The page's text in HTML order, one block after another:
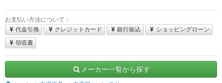
お支払い方法について：
代金引換
クレジットカード 銀行振込
ショッピングローン
領収書
メーカー一覧から探す